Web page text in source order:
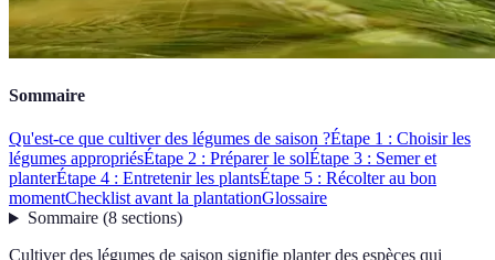
Sommaire
Qu'est-ce que cultiver des légumes de saison ?Étape 1 : Choisir les
légumes appropriésÉtape 2 : Préparer le solÉtape 3 : Semer et
planterÉtape 4 : Entretenir les plantsÉtape 5 : Récolter au bon
momentChecklist avant la plantationGlossaire
Sommaire(8 sections)
Cultiver des légumes de saison signifie planter des espèces qui